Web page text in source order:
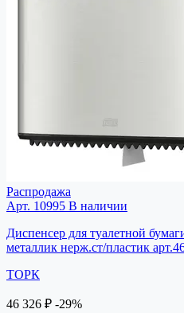
Распродажа
Арт. 10995 В наличии
Диспенсер для туалетной
металлик нерж.ст/пластик
ТОРК
46 326 ₽ -29%